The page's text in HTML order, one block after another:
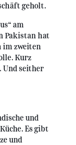
geholt.
am
Pakistan hat
im zweiten
Kurz
Und seither
und
Es gibt
und